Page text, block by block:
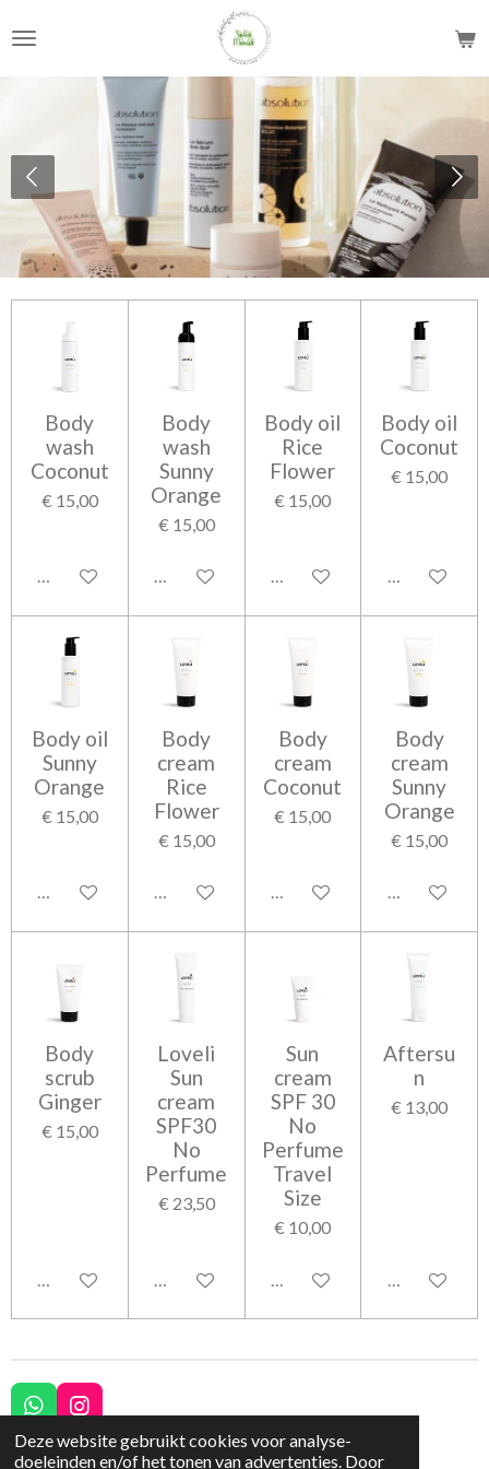
Deze website gebruikt cookies voor analyse-
doeleinden en/of het tonen van advertenties. Door
direct
hoofdinhoud
Body
wash
Coconut
€ 15,00
In winkelwagen
Body
wash
Sunny
Orange
€ 15,00
In winkelwagen
Body oil
Rice
Flower
€ 15,00
In winkelwagen
Body oil
Coconut
€ 15,00
In
Body oil
Sunny
Orange
€ 15,00
In winkelwagen
Body
cream
Rice
Flower
€ 15,00
In winkelwagen
Body
cream
Coconut
€ 15,00
In winkelwagen
Body
cream
Sunny
Orange
€ 15,00
In
Body
scrub
Ginger
€ 15,00
In winkelwagen
Loveli
Sun
cream
SPF30
No
Perfume
€ 23,50
In winkelwagen
Sun
cream
SPF 30
No
Perfume
Travel
Size
€ 10,00
In winkelwagen
Aftersu
n
€ 13,00
In
W
h
a
I
n
s
© 2023 - 2026 Schoonheidssalon Moniek